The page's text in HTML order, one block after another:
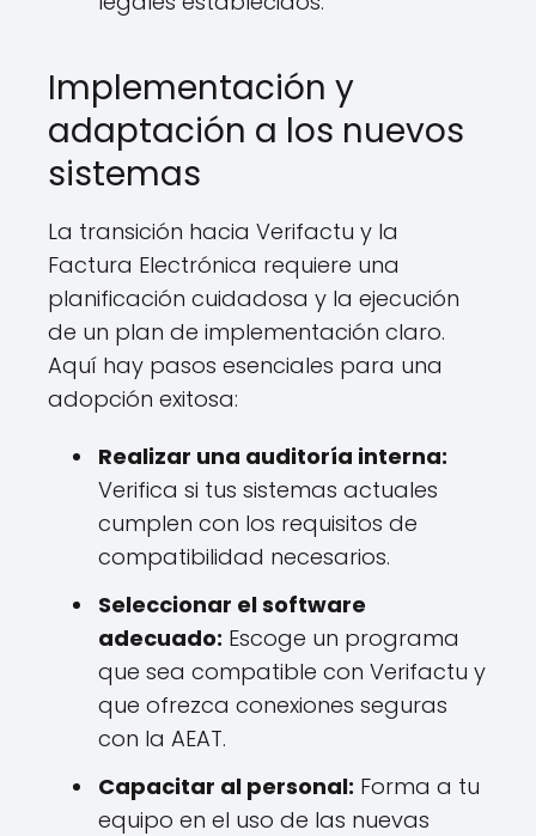
Implementación y
adaptación a los nuevos
sistemas
La transición hacia Verifactu y la
Factura Electrónica requiere una
planificación cuidadosa y la ejecución
de un plan de implementación claro.
Aquí hay pasos esenciales para una
adopción exitosa:
Realizar una auditoría interna:
Verifica si tus sistemas actuales
cumplen con los requisitos de
compatibilidad necesarios.
Seleccionar el software
adecuado: Escoge un programa
que sea compatible con Verifactu y
que ofrezca conexiones seguras
con la AEAT.
Capacitar al personal: Forma a tu
equipo en el uso de las nuevas